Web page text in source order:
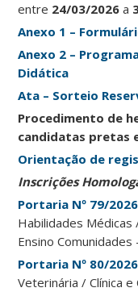
entre 24/03/2026 a
Anexo 1 –
Anexo 2 –
Didática
Ata – Sorteio
Procedimento de
candidatas pretas
Orientação de
Inscrições
Portaria Nº 79/
Habilidades
Ensino
Portaria Nº 80/
Veterinária / Clínica e